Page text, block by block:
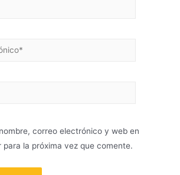
correo electrónico y web en
para la próxima vez que comente.